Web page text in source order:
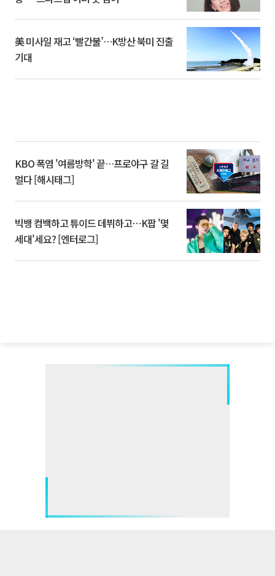
美 미사일 재고 ‘빨간불’…K방산 북미 진출
기대
KBO 폭염 '여름방학' 끝…프로야구 갈 길
멀다 [해시태그]
빅뱅 컴백하고 튜이드 데뷔하고⋯K팝 '몇
세대'세요? [엔터로그]